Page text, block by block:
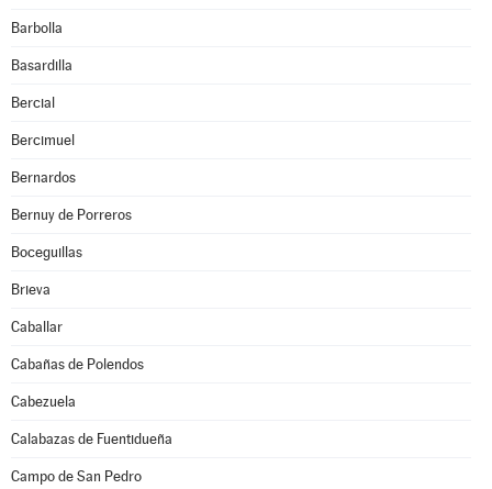
Barbolla
Basardilla
Bercial
Bercimuel
Bernardos
Bernuy de Porreros
Boceguillas
Brieva
Caballar
Cabañas de Polendos
Cabezuela
Calabazas de Fuentidueña
Campo de San Pedro